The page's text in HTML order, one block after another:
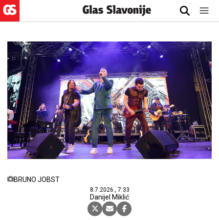
BRUNO JOBST
8.7.2026., 7:33
Danijel Miklić